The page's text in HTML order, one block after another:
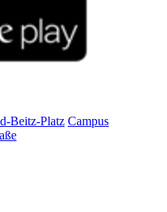
Beitz-Platz Campus